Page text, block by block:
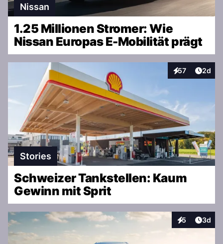
Nissan
1.25 Millionen Stromer: Wie
Nissan Europas E-Mobilität prägt
57
Interaktionen
2d
Stories
Schweizer Tankstellen: Kaum
Gewinn mit Sprit
5
Interaktionen
3d